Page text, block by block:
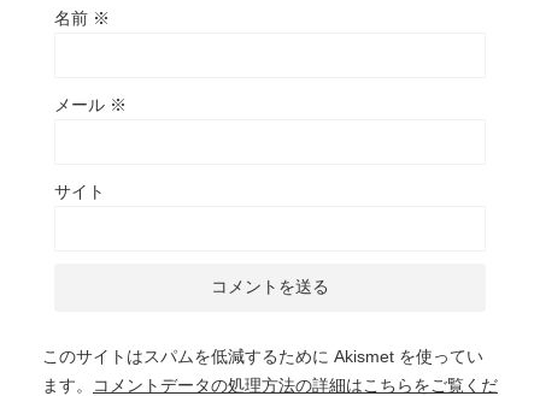
名前 ※
メール ※
サイト
このサイトはスパムを低減するために Akismet を使ってい
ます。
コメントデータの処理方法の詳細はこちらをご覧くだ